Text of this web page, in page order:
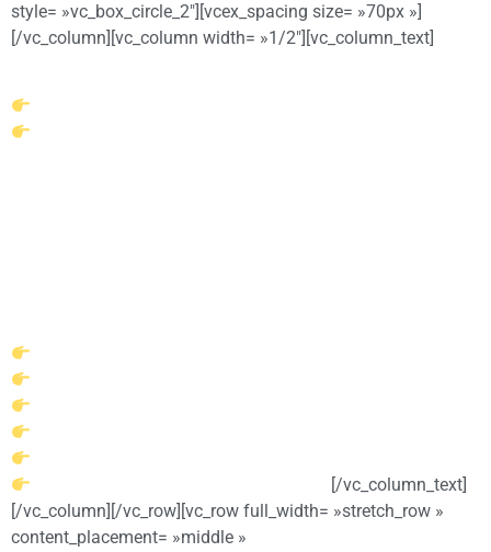
style= »vc_box_circle_2″][vcex_spacing size= »70px »]
[/vc_column][vc_column width= »1/2″][vc_column_text]
[/vc_column_text]
[/vc_column][/vc_row][vc_row full_width= »stretch_row »
content_placement= »middle »